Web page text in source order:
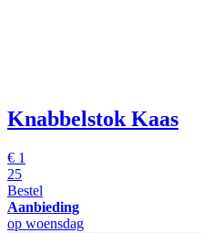
Knabbelstok Kaas
€ 1
25
Bestel
Aanbieding
op woensdag